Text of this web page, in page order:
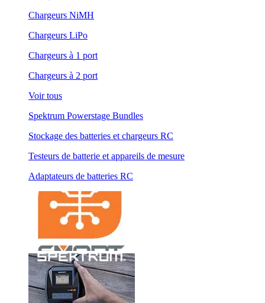
Chargeurs NiMH
Chargeurs LiPo
Chargeurs à 1 port
Chargeurs à 2 port
Voir tous
Spektrum Powerstage Bundles
Stockage des batteries et chargeurs RC
Testeurs de batterie et appareils de mesure
Adaptateurs de batteries RC